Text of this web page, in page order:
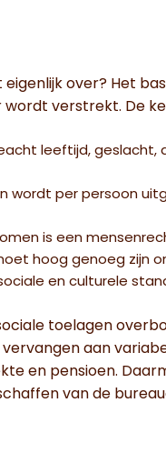
over? Het
verstrekt. De
leeftijd,
wordt per persoon
is een
hoog genoeg zijn
en culturele
toelagen
aan
en pensioen.
van de